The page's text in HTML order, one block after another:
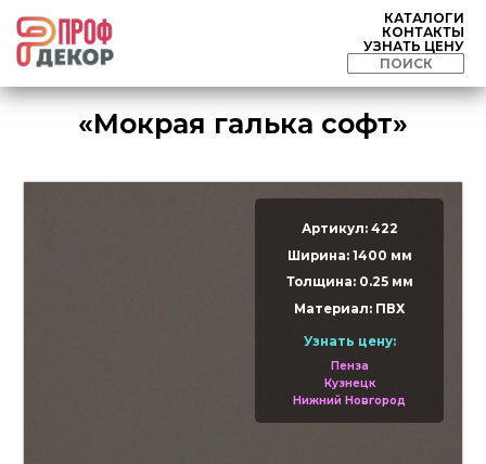
КАТАЛОГИ
КОНТАКТЫ
УЗНАТЬ ЦЕНУ
«Мокрая галька софт»
Артикул: 422
Ширина: 1400 мм
Толщина: 0.25 мм
Материал: ПВХ
Узнать цену:
Пенза
Кузнецк
Нижний Новгород